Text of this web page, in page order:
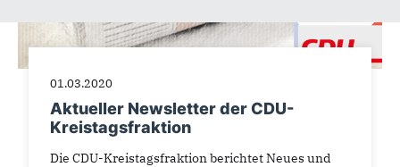
01.03.2020
Aktueller Newsletter der CDU-
Kreistagsfraktion
Die CDU-Kreistagsfraktion berichtet Neues und